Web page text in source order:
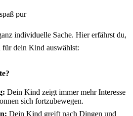
pur
individuelle Sache. Hier erfährst du,
für dein Kind auswählst:
Dein Kind zeigt immer mehr Interesse
sich fortzubewegen.
Dein Kind greift nach Dingen und